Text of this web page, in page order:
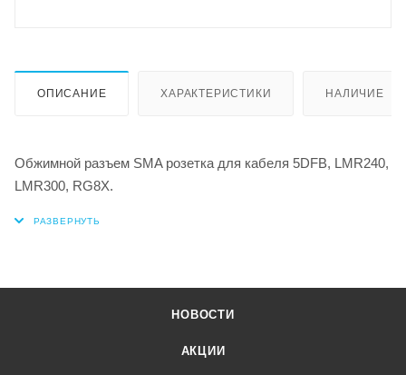
ОПИСАНИЕ ХАРАКТЕРИСТИКИ НАЛИЧИЕ
Обжимной разъем SMA розетка для кабеля 5DFB, LMR240,
LMR300, RG8X.
НОВОСТИ
АКЦИИ